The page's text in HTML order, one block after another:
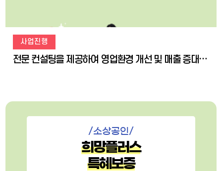
사업진행
전문 컨설팅을 제공하여 영업환경 개선 및 매출 증대 방안에 대한 솔루션 제공
/소상공인/
희망플러스
특혜보증